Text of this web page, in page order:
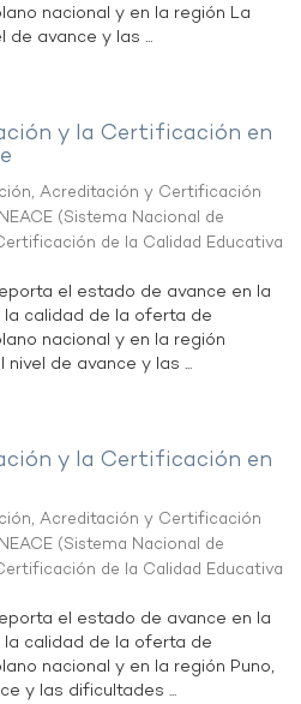
nacional y en la región La
de avance y las ...
y la Certificación en
Acreditación y Certificación
(Sistema Nacional de
de la Calidad Educativa
el estado de avance en la
calidad de la oferta de
nacional y en la región
de avance y las ...
y la Certificación en
Acreditación y Certificación
(Sistema Nacional de
de la Calidad Educativa
el estado de avance en la
calidad de la oferta de
nacional y en la región Puno,
y las dificultades ...